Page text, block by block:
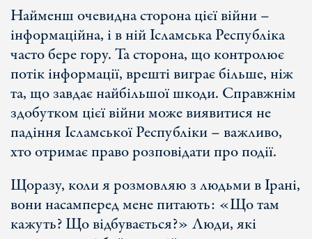
Найменш очевидна сторона цієї війни –
інформаційна, і в ній Ісламська Республіка
часто бере гору. Та сторона, що контролює
потік інформації, врешті виграє більше, ніж
та, що завдає найбільшої шкоди. Справжнім
здобутком цієї війни може виявитися не
падіння Ісламської Республіки – важливо,
хто отримає право розповідати про події.
Щоразу, коли я розмовляю з людьми в Ірані,
вони насамперед мене питають: «Що там
кажуть? Що відбувається?» Люди, які